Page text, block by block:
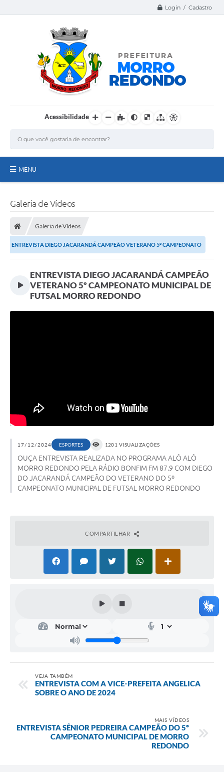
Login / Cadastro
Acessibilidade
MENU
Secretarias
Notícias
Serviços Online
Contato
Ouvidoria
Transparência
Agenda
Acesso Rápido
Editais
Telefones Úteis
Galeria de Vídeos
Galeria de Vídeos
ENTREVISTA DIEGO JACARANDÁ CAMPEÃO VETERANO 5º CAMPEONATO
ENTREVISTA DIEGO JACARANDÁ CAMPEÃO
VETERANO 5º CAMPEONATO MUNICIPAL DE
FUTSAL MORRO REDONDO
17/12/2024 ESPORTES 1201 VISUALIZAÇÕES
OUÇA ENTREVISTA REALIZADA NO PROGRAMA ALÔ ALÔ
MORRO REDONDO PELA RÁDIO BONFIM FM 87.9 COM DIEGO
DO JACARANDÁ CAMPEÃO DO VETERANO DO 5º
CAMPEONATO MUNICIPAL DE FUTSAL MORRO REDONDO
COMPARTILHAR
VEJA TAMBÉM
ENTREVISTA COM A VICE-PREFEITA ANGELICA
SOBRE O ANO DE 2024
MAIS VÍDEOS
ENTREVISTA SÊNIOR PEDREIRA CAMPEÃO DO 5º
CAMPEONATO MUNICIPAL DE MORRO
REDONDO